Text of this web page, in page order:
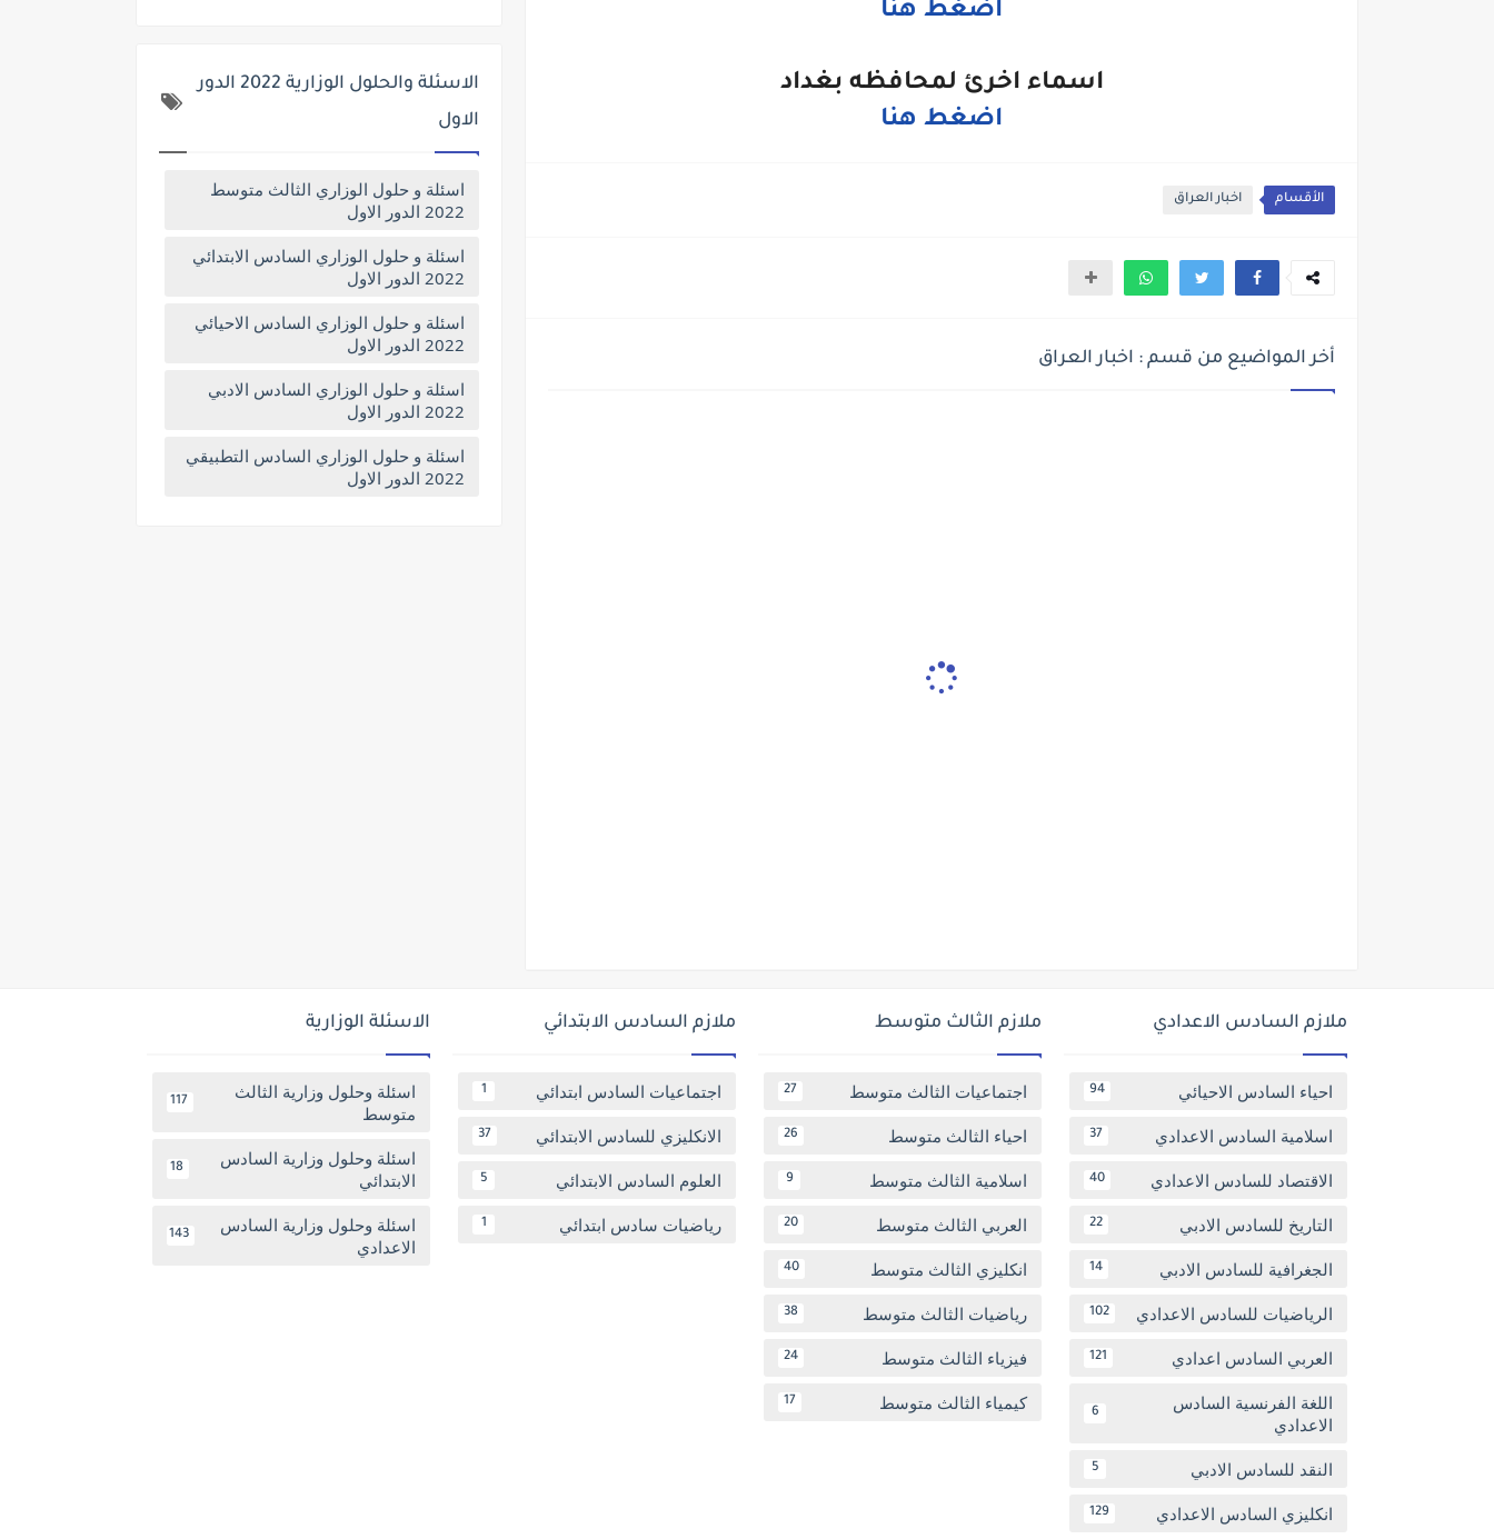
اضغط هنا
اسماء اخرئ لمحافظه بغداد
اضغط هنا
الأقسام اخبار العراق
أخر المواضيع من قسم : اخبار العراق
الاسئلة والحلول الوزارية 2022 الدور
الاول
اسئلة و حلول الوزاري الثالث متوسط
2022 الدور الاول
اسئلة و حلول الوزاري السادس الابتدائي
2022 الدور الاول
اسئلة و حلول الوزاري السادس الاحيائي
2022 الدور الاول
اسئلة و حلول الوزاري السادس الادبي
2022 الدور الاول
اسئلة و حلول الوزاري السادس التطبيقي
2022 الدور الاول
ملازم السادس الاعدادي
احياء السادس الاحيائي 94
اسلامية السادس الاعدادي 37
الاقتصاد للسادس الاعدادي 40
التاريخ للسادس الادبي 22
الجغرافية للسادس الادبي 14
الرياضيات للسادس الاعدادي 102
العربي السادس اعدادي 121
اللغة الفرنسية السادس
الاعدادي
6
النقد للسادس الادبي 5
انكليزي السادس الاعدادي 129
ملازم الثالث متوسط
اجتماعيات الثالث متوسط 27
احياء الثالث متوسط 26
اسلامية الثالث متوسط 9
العربي الثالث متوسط 20
انكليزي الثالث متوسط 40
رياضيات الثالث متوسط 38
فيزياء الثالث متوسط 24
كيمياء الثالث متوسط 17
ملازم السادس الابتدائي
اجتماعيات السادس ابتدائي 1
الانكليزي للسادس الابتدائي 37
العلوم السادس الابتدائي 5
رياضيات سادس ابتدائي 1
الاسئلة الوزارية
اسئلة وحلول وزارية الثالث
متوسط
117
اسئلة وحلول وزارية السادس
الابتدائي
18
اسئلة وحلول وزارية السادس
الاعدادي
143